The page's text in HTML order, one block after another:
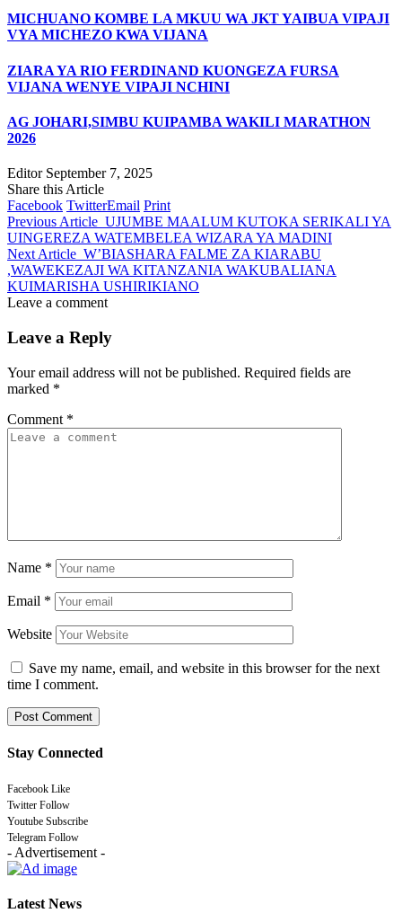
MICHUANO KOMBE LA MKUU WA JKT YAIBUA VIPAJI
VYA MICHEZO KWA VIJANA
ZIARA YA RIO FERDINAND KUONGEZA FURSA
VIJANA WENYE VIPAJI NCHINI
AG JOHARI,SIMBU KUIPAMBA WAKILI MARATHON
2026
Editor September 7, 2025
Share this Article
Facebook TwitterEmail Print
Previous Article UJUMBE MAALUM KUTOKA SERIKALI YA
UINGEREZA WATEMBELEA WIZARA YA MADINI
Next Article W’BIASHARA FALME ZA KIARABU
,WAWEKEZAJI WA KITANZANIA WAKUBALIANA
KUIMARISHA USHIRIKIANO
Leave a comment
Leave a Reply
Your email address will not be published. Required fields are
marked *
Comment *
Name *
Email *
Website
Save my name, email, and website in this browser for the next
time I comment.
Stay Connected
Facebook Like
Twitter Follow
Youtube Subscribe
Telegram Follow
- Advertisement -
Latest News